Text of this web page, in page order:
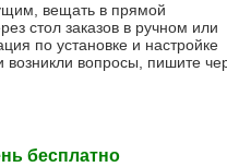
вещать в прямой
стол заказов в ручном или
по установке и настройке
вопросы, пишите
бесплатно